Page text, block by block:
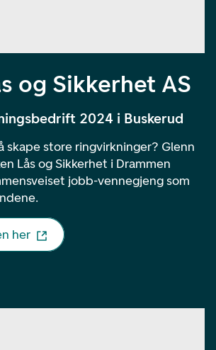
og Sikkerhet AS
2024 i Buskerud
skape store ringvirkninger? Glenn
Lås og Sikkerhet i Drammen
jobb-vennegjeng som
her